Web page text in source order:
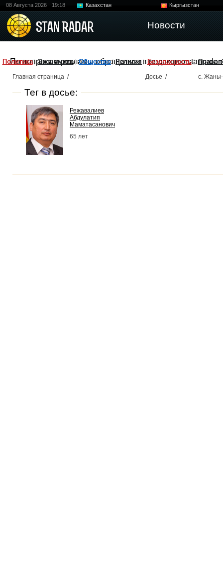
08 Августа 2026 19:18 Казахстан
Кыргызстан
Новости
Политика Экономика Общество Религия Безопасность
По вопросам рекламы обращаться в редакцию
Главная страница / Досье / с.
Тег в досье:
Режавалиев
Абдулатип
Маматасанович
65 лет